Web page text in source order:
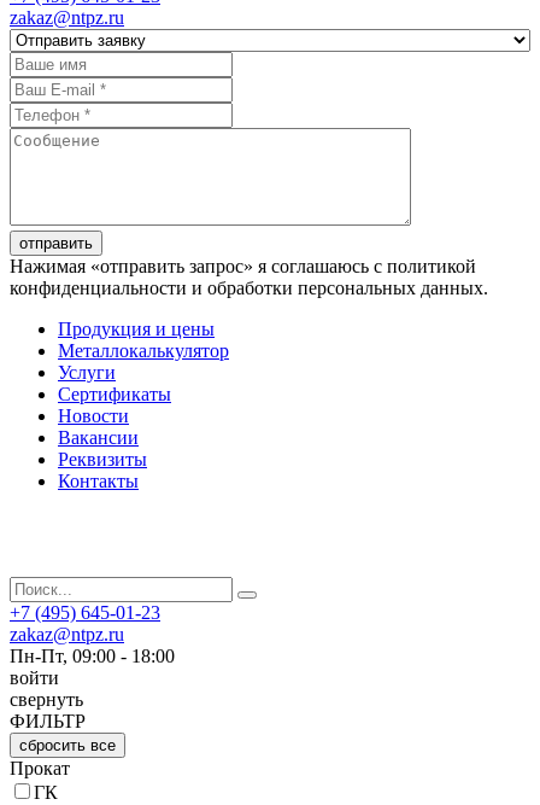
zakaz@ntpz.ru
отправить
Нажимая «отправить запрос» я соглашаюсь с политикой
конфиденциальности и обработки персональных данных.
Продукция и цены
Металлокалькулятор
Услуги
Сертификаты
Новости
Вакансии
Реквизиты
Контакты
+7 (495) 645-01-23
zakaz@ntpz.ru
Пн-Пт, 09:00 - 18:00
войти
свернуть
ФИЛЬТР
сбросить все
Прокат
ГК